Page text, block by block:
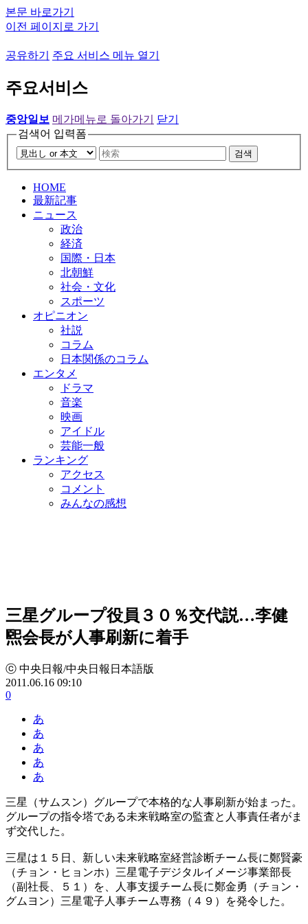
본문 바로가기
이전 페이지로 가기
공유하기 주요 서비스 메뉴 열기
주요서비스
중앙일보 메가메뉴로 돌아가기
닫기
검색어 입력폼
검색
HOME
最新記事
ニュース
政治
経済
国際・日本
北朝鮮
社会・文化
スポーツ
オピニオン
社説
コラム
日本関係のコラム
エンタメ
ドラマ
音楽
映画
アイドル
芸能一般
ランキング
アクセス
コメント
みんなの感想
三星グループ役員３０％交代説…李健
煕会長が人事刷新に着手
ⓒ 中央日報/中央日報日本語版
2011.06.16 09:10
0
あ
あ
あ
あ
あ
三星（サムスン）グループで本格的な人事刷新が始まった。
グループの指令塔である未来戦略室の監査と人事責任者がま
ず交代した。
三星は１５日、新しい未来戦略室経営診断チーム長に鄭賢豪
（チョン・ヒョンホ）三星電子デジタルイメージ事業部長
（副社長、５１）を、人事支援チーム長に鄭金勇（チョン・
グムヨン）三星電子人事チーム専務（４９）を発令した。